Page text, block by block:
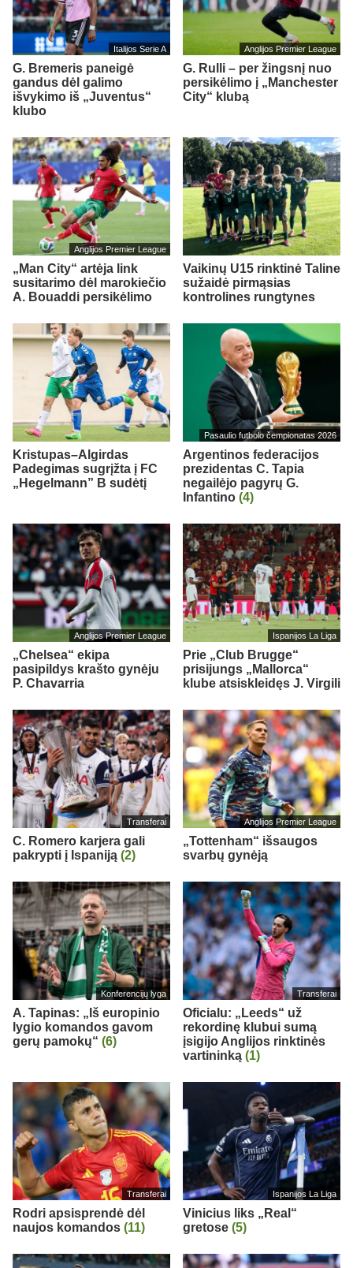
Italijos Serie A
G. Bremeris paneigė
gandus dėl galimo
išvykimo iš „Juventus“
klubo
Anglijos Premier League
G. Rulli – per žingsnį nuo
persikėlimo į „Manchester
City“ klubą
Anglijos Premier League
„Man City“ artėja link
susitarimo dėl marokiečio
A. Bouaddi persikėlimo
Vaikinų U15 rinktinė Taline
sužaidė pirmąsias
kontrolines rungtynes
Kristupas–Algirdas
Padegimas sugrįžta į FC
„Hegelmann” B sudėtį
Pasaulio futbolo čempionatas 2026
Argentinos federacijos
prezidentas C. Tapia
negailėjo pagyrų G.
Infantino (4)
Anglijos Premier League
„Chelsea“ ekipa
pasipildys krašto gynėju
P. Chavarria
Ispanijos La Liga
Prie „Club Brugge“
prisijungs „Mallorca“
klube atsiskleidęs J. Virgili
Transferai
C. Romero karjera gali
pakrypti į Ispaniją (2)
Anglijos Premier League
„Tottenham“ išsaugos
svarbų gynėją
Konferencijų lyga
A. Tapinas: „Iš europinio
lygio komandos gavom
gerų pamokų“ (6)
Transferai
Oficialu: „Leeds“ už
rekordinę klubui sumą
įsigijo Anglijos rinktinės
vartininką (1)
Transferai
Rodri apsisprendė dėl
naujos komandos (11)
Ispanijos La Liga
Vinicius liks „Real“
gretose (5)